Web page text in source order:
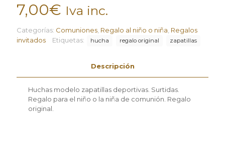
7,00€ Iva inc.
Categorías: Comuniones, Regalo al niño o niña, Regalos
invitados
Etiquetas: hucha regalo original zapatillas
Descripción
Huchas modelo zapatillas deportivas. Surtidas.
Regalo para el niño o la niña de comunión. Regalo
original.